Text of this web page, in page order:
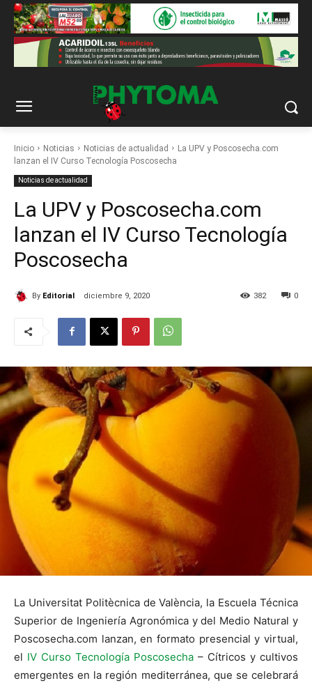
Inicio Noticias Noticias de actualidad
La UPV y Poscosecha.com
lanzan el IV Curso Tecnología Poscosecha
Noticias de actualidad
La UPV y Poscosecha.com
lanzan el IV Curso Tecnología
Poscosecha
By Editorial diciembre 9, 2020 0
382
La Universitat Politècnica de València, la Escuela Técnica
Superior de Ingeniería Agronómica y del Medio Natural y
Poscosecha.com lanzan, en formato presencial y virtual,
el IV Curso Tecnología Poscosecha – Cítricos y cultivos
emergentes en la región mediterránea, que se celebrará